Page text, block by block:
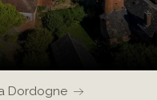
Dordogne